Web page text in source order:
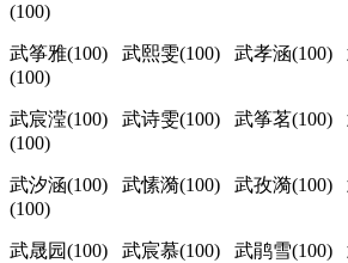
(100)
武筝雅(100) 武熙雯(100) 武孝涵(100)
(100)
武宸滢(100) 武诗雯(100) 武筝茗(100)
(100)
武汐涵(100) 武愫漪(100) 武孜漪(100)
(100)
武晟园(100) 武宸慕(100) 武鹃雪(100)